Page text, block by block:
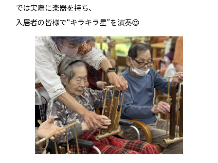
では実際に楽器を持ち、
入居者の皆様で“キラキラ星”を演奏😍